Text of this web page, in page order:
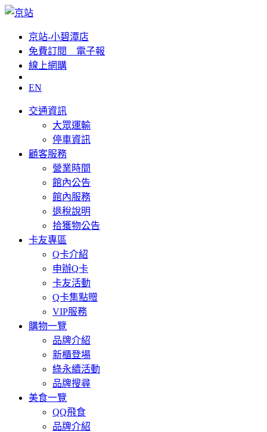
京站-小碧潭店
免費訂閱__電子報
線上網購
EN
交通資訊
大眾運輸
停車資訊
顧客服務
營業時間
館內公告
館內服務
退稅說明
拾獲物公告
卡友專區
Q卡介紹
申辦Q卡
卡友活動
Q卡集點贈
VIP服務
購物一覽
品牌介紹
新櫃登場
綠永續活動
品牌搜尋
美食一覽
QQ飛食
品牌介紹